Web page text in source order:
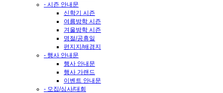
- 시즌 안내문
신학기 시즌
여름방학 시즌
겨울방학 시즌
명절/공휴일
편지지/배경지
- 행사 안내문
행사 안내문
행사 가랜드
이벤트 안내문
- 모집/심사/대회